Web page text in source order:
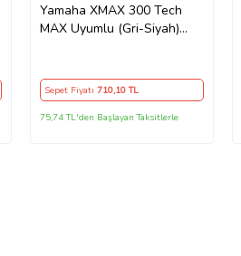
Yamaha XMAX 300 Tech
MAX Uyumlu (Gri-Siyah)
Motor Örtüsü (Güvenlik
Kilidi ve Bağlantı Tokalı)
Sepet Fiyatı 710,10 TL
75,74 TL'den Başlayan Taksitlerle